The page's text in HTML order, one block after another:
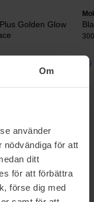
Om
använder
nödvändiga för att
ditt
för att förbättra
förse dig med
Golden Glow
35 €
Dermalogica!
plant-enzymen in
sandelhout,
lichaamsscrub of